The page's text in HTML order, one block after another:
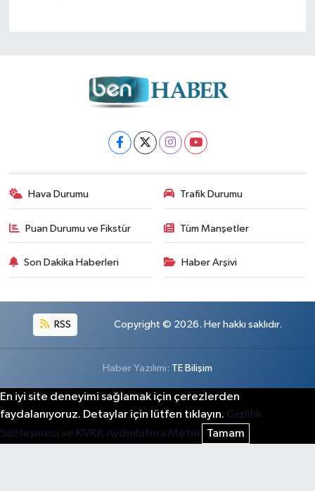
Hava Durumu Trafik Durumu
Puan Durumu ve Fikstür Tüm Manşetler
Son Dakika Haberleri Haber Arşivi
RSS Copyright © 2026. Her hakkı saklıdır.
Haber Yazılımı: TE Bilişim
En iyi site deneyimi sağlamak için çerezlerden
faydalanıyoruz. Detaylar için lütfen tıklayın. Gizlilik
Sözleşmesi ve KVKK Aydınlatma Metni
Tamam